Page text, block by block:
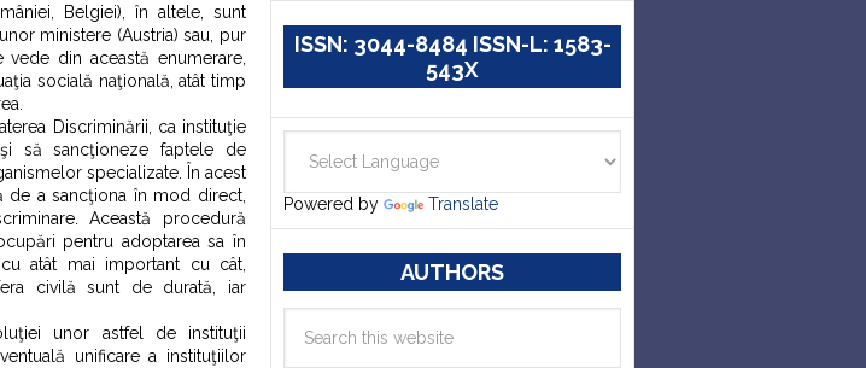
Belgiei), în altele, sunt
ministere (Austria) sau, pur
din această enumerare,
socială naţională, atât timp
Discriminării, ca instituţie
să sancţioneze faptele de
specializate. În acest
de a sancţiona în mod direct,
Această procedură
pentru adoptarea sa în
atât mai important cu cât,
civilă sunt de durată, iar
unor astfel de instituţii
unificare a instituţiilor
ISSN: 3044-8484 ISSN-L: 1583-
543X
Powered by Translate
AUTHORS